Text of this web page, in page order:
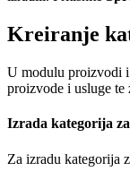
Kreiranje
U modulu proizvodi i
proizvode i usluge te
Izrada kategorija
Za izradu kategorija